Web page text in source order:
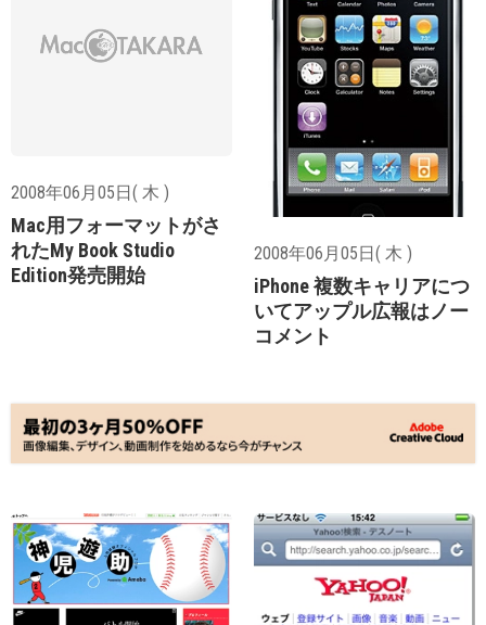
2008年06月05日( 木 )
Mac用フォーマットがさ
れたMy Book Studio
Edition発売開始
2008年06月05日( 木 )
iPhone 複数キャリアにつ
いてアップル広報はノー
コメント